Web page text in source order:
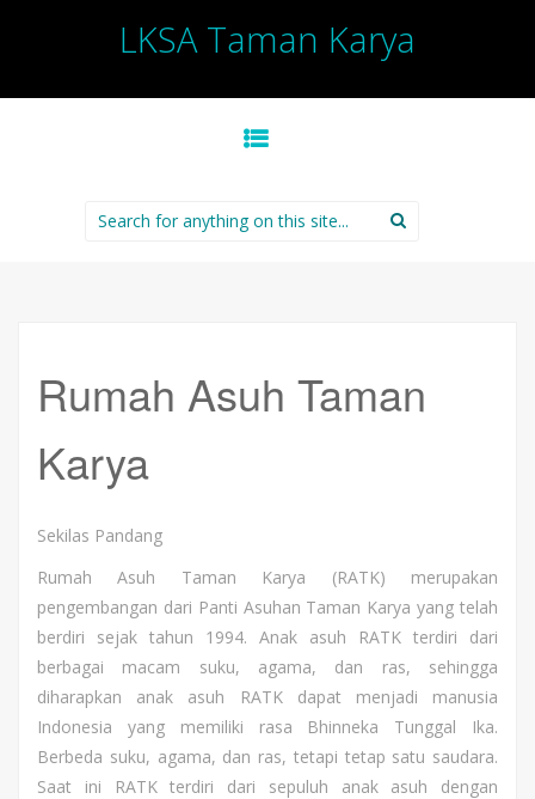
LKSA Taman Karya
Search for:
Rumah Asuh Taman
Karya
Sekilas Pandang
Rumah Asuh Taman Karya (RATK) merupakan
pengembangan dari Panti Asuhan Taman Karya yang telah
berdiri sejak tahun 1994. Anak asuh RATK terdiri dari
berbagai macam suku, agama, dan ras, sehingga
diharapkan anak asuh RATK dapat menjadi manusia
Indonesia yang memiliki rasa Bhinneka Tunggal Ika.
Berbeda suku, agama, dan ras, tetapi tetap satu saudara.
Saat ini RATK terdiri dari sepuluh anak asuh dengan